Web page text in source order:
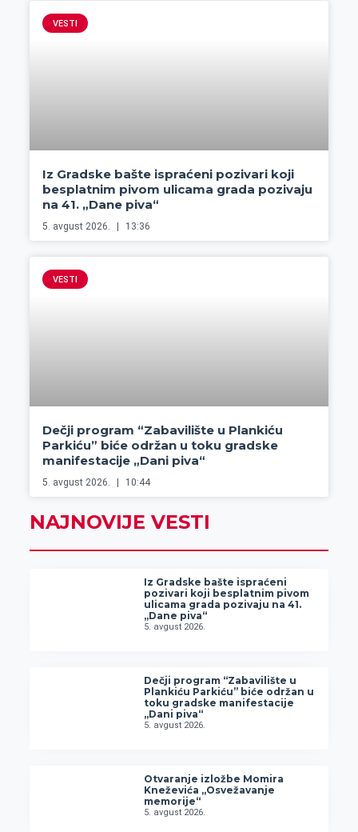
VESTI
Iz Gradske bašte ispraćeni pozivari koji
besplatnim pivom ulicama grada pozivaju
na 41. „Dane piva“
5. avgust 2026. 13:36
VESTI
Dečji program “Zabavilište u Plankiću
Parkiću” biće održan u toku gradske
manifestacije „Dani piva“
5. avgust 2026. 10:44
NAJNOVIJE VESTI
Iz Gradske bašte ispraćeni
pozivari koji besplatnim pivom
ulicama grada pozivaju na 41.
„Dane piva“
5. avgust 2026.
Dečji program “Zabavilište u
Plankiću Parkiću” biće održan u
toku gradske manifestacije
„Dani piva“
5. avgust 2026.
Otvaranje izložbe Momira
Kneževića „Osvežavanje
memorije“
5. avgust 2026.